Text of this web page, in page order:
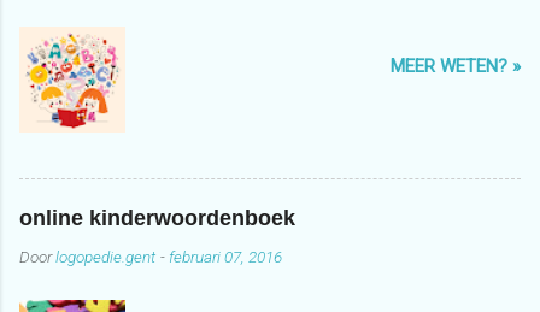
MEER WETEN? »
online kinderwoordenboek
Doorlogopedie.gent - februari 07, 2016